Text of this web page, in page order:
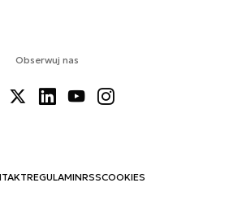
Obserwuj nas
REGULAMINRSSCOOKIES